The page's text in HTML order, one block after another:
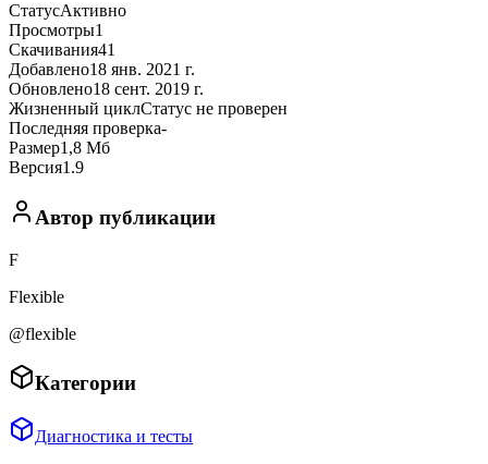
СтатусАктивно
Просмотры1
Скачивания41
Добавлено18 янв. 2021 г.
Обновлено18 сент. 2019 г.
Жизненный циклСтатус не проверен
Последняя проверка-
Размер1,8 Мб
Версия1.9
Автор публикации
F
Flexible
@flexible
Категории
Диагностика и тесты